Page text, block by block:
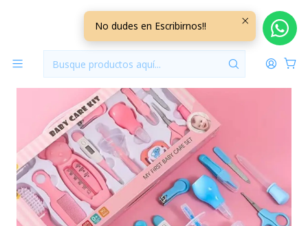
Inicio Perfumeria y Cuidado
Set Manicura 13 piezas Celeste
No dudes en Escribirnos!!